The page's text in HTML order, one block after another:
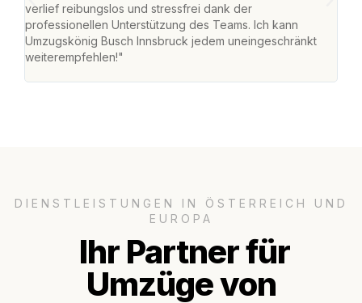
verlief reibungslos und stressfrei dank der
professionellen Unterstützung des Teams. Ich kann
Umzugskönig Busch Innsbruck jedem uneingeschränkt
weiterempfehlen!"
DIENSTLEISTUNGEN IN ÖSTERREICH UND
EUROPA
Ihr Partner für
Umzüge von